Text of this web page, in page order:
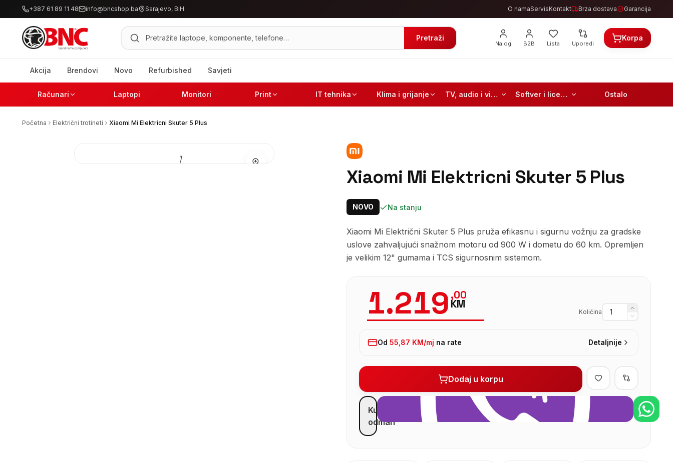
+387 61 89 11 48 info@bncshop.ba Sarajevo, BiH O namaServisKontakt Brza dostava Garancija
Pretraži proizvode
Pretraži
Nalog B2B Lista Uporedi
Korpa
Akcija Brendovi Novo Refurbished Savjeti
Računari Laptopi Monitori Print IT tehnika Klima i grijanje TV, audio i video Softver i licence Ostalo
Početna Električni trotineti Xiaomi Mi Elektricni Skuter 5 Plus
Xiaomi Mi Elektricni Skuter 5 Plus
NOVO Na stanju
Xiaomi Mi Električni Skuter 5 Plus pruža efikasnu i sigurnu vožnju za gradske
uslove zahvaljujući snažnom motoru od 900 W i dometu do 60 km. Opremljen
je velikim 12" gumama i TCS sigurnosnim sistemom.
1.219 ,00
KM
Količina
Od 55,87 KM/mj na rate Detaljnije
Dodaj u korpu
Kupi
odmah